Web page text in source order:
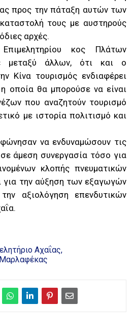
προς την πάταξη αυτών των
τους με αυστηρούς
αρχές.
κος Πλάτων
μεταξύ άλλων, ότι και ο
Κίνα τουρισμός ενδιαφέρει
η οποία θα μπορούσε να είναι
που αναζητούν τουρισμό
με ιστορία πολιτισμό και
να ενδυναμώσουν τις
σε άμεση συνεργασία τόσο για
κλοπής πνευματικών
για την αύξηση των εξαγωγών
αξιολόγηση επενδυτικών
Αχαΐας